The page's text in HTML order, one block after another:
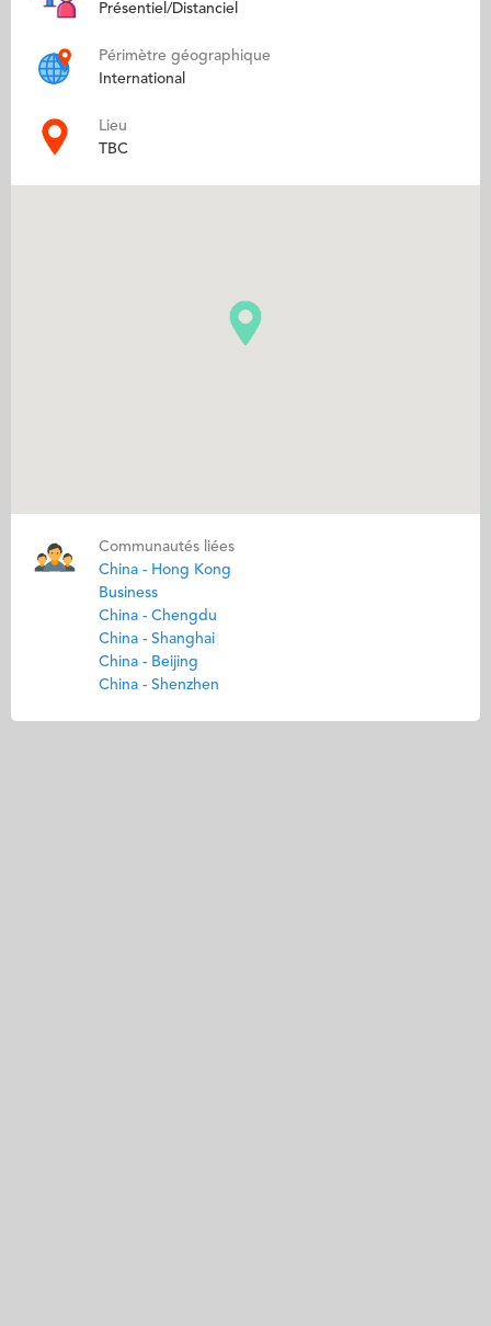
Présentiel/Distanciel
Périmètre géographique
International
Lieu
TBC
Communautés liées
China - Hong Kong
Business
China - Chengdu
China - Shanghai
China - Beijing
China - Shenzhen